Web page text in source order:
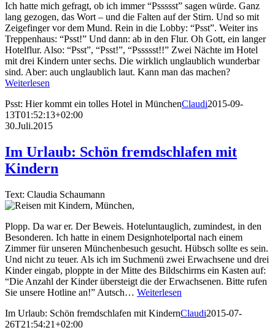
Ich hatte mich gefragt, ob ich immer “Pssssst” sagen würde. Ganz
lang gezogen, das Wort – und die Falten auf der Stirn. Und so mit
Zeigefinger vor dem Mund. Rein in die Lobby: “Psst”. Weiter ins
Treppenhaus: “Psst!” Und dann: ab in den Flur. Oh Gott, ein langer
Hotelflur. Also: “Psst”, “Psst!”, “Pssssst!!” Zwei Nächte im Hotel
mit drei Kindern unter sechs. Die wirklich unglaublich wunderbar
sind. Aber: auch unglaublich laut. Kann man das machen?
Weiterlesen
Psst: Hier kommt ein tolles Hotel in MünchenClaudi2015-09-
13T01:52:13+02:00
30.Juli.2015
Im Urlaub: Schön fremdschlafen mit
Kindern
Text: Claudia Schaumann
Plopp. Da war er. Der Beweis. Hoteluntauglich, zumindest, in den
Besonderen. Ich hatte in einem Designhotelportal nach einem
Zimmer für unseren Münchenbesuch gesucht. Hübsch sollte es sein.
Und nicht zu teuer. Als ich im Suchmenü zwei Erwachsene und drei
Kinder eingab, ploppte in der Mitte des Bildschirms ein Kasten auf:
“Die Anzahl der Kinder übersteigt die der Erwachsenen. Bitte rufen
Sie unsere Hotline an!” Autsch… Weiterlesen
Im Urlaub: Schön fremdschlafen mit KindernClaudi2015-07-
26T21:54:21+02:00